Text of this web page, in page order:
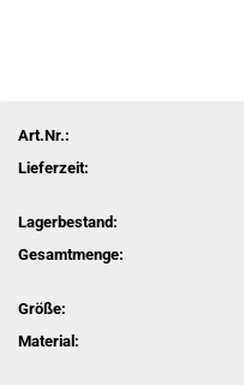
Art.Nr.:
Lieferzeit:
Lagerbestand:
Gesamtmenge:
Größe:
Material: